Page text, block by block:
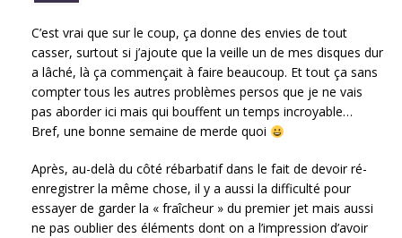
C’est vrai que sur le coup, ça donne des envies de tout
casser, surtout si j’ajoute que la veille un de mes disques dur
a lâché, là ça commençait à faire beaucoup. Et tout ça sans
compter tous les autres problèmes persos que je ne vais
pas aborder ici mais qui bouffent un temps incroyable…
Bref, une bonne semaine de merde quoi
Après, au-delà du côté rébarbatif dans le fait de devoir ré-
enregistrer la même chose, il y a aussi la difficulté pour
essayer de garder la « fraîcheur » du premier jet mais aussi
ne pas oublier des éléments dont on a l’impression d’avoir